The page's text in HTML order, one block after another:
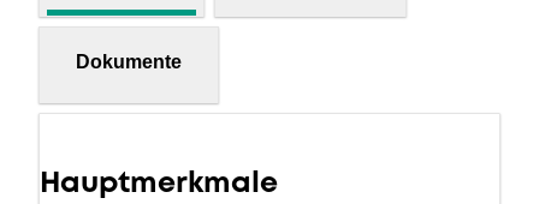
Dokumente
Hauptmerkmale